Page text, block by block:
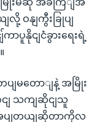
ဝနျကွီးခြုပျ
ာပူနိုငျငံခွားရေးရဲ့
မတောျနဲ့ အမြိုး
ငျ သကျဆိုငျသူ
အပျတယျဆိုတာကိုလ